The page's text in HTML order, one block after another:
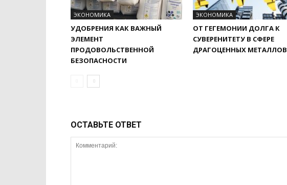
ЭКОНОМИКА
УДОБРЕНИЯ КАК ВАЖНЫЙ
ЭЛЕМЕНТ
ПРОДОВОЛЬСТВЕННОЙ
БЕЗОПАСНОСТИ
ЭКОНОМИКА
ОТ ГЕГЕМОНИИ ДОЛГА К
СУВЕРЕНИТЕТУ В СФЕРЕ
ДРАГОЦЕННЫХ МЕТАЛЛОВ
ОСТАВЬТЕ ОТВЕТ